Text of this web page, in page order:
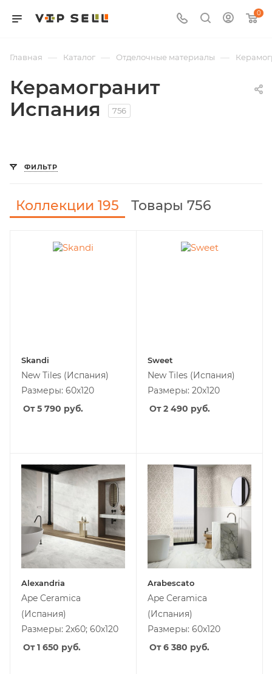
0
Главная — Каталог — Отделочные материалы —
Керамогранит
Испания
756
ФИЛЬТР
Коллекции 195 Товары 756
Skandi
New Tiles (Испания)
Размеры: 60x120
От 5 790 руб.
Sweet
New Tiles (Испания)
Размеры: 20x120
От 2 490 руб.
Alexandria
Ape Ceramica
(Испания)
Размеры: 2x60; 60x120
От 1 650 руб.
Arabescato
Ape Ceramica
(Испания)
Размеры: 60x120
От 6 380 руб.